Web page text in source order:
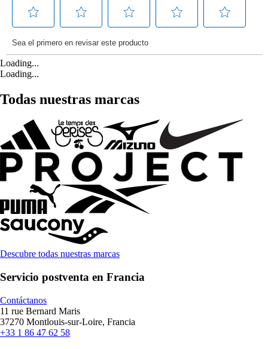
Loading...
Loading...
Todas nuestras marcas
Descubre todas nuestras marcas
Servicio postventa en Francia
Contáctanos
11 rue Bernard Maris
37270 Montlouis-sur-Loire, Francia
+33 1 86 47 62 58